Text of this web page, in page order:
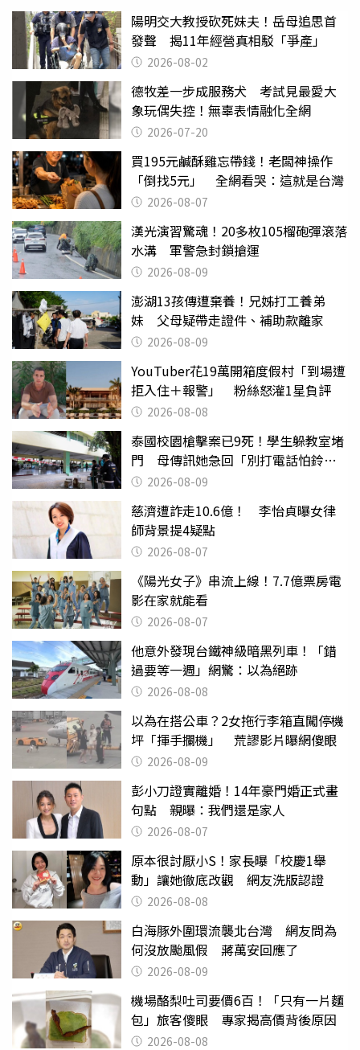
陽明交大教授砍死妹夫！岳母追思首
發聲 揭11年經營真相駁「爭產」
2026-08-02
德牧差一步成服務犬 考試見最愛大
象玩偶失控！無辜表情融化全網
2026-07-20
買195元鹹酥雞忘帶錢！老闆神操作
「倒找5元」 全網看哭：這就是台灣
2026-08-07
漢光演習驚魂！20多枚105榴砲彈滾落
水溝 軍警急封鎖搶運
2026-08-09
澎湖13孩傳遭棄養！兄姊打工養弟
妹 父母疑帶走證件、補助款離家
2026-08-09
YouTuber花19萬開箱度假村「到場遭
拒入住＋報警」 粉絲怒灌1星負評
2026-08-08
泰國校園槍擊案已9死！學生躲教室堵
門 母傳訊她急回「別打電話怕鈴
響」2026-08-09
慈濟遭詐走10.6億！ 李怡貞曝女律
師背景提4疑點
2026-08-07
《陽光女子》串流上線！7.7億票房電
影在家就能看
2026-08-07
他意外發現台鐵神級暗黑列車！「錯
過要等一週」網驚：以為絕跡
2026-08-08
以為在搭公車？2女拖行李箱直闖停機
坪「揮手攔機」 荒謬影片曝網傻眼
2026-08-09
彭小刀證實離婚！14年豪門婚正式畫
句點 親曝：我們還是家人
2026-08-07
原本很討厭小S！家長曝「校慶1舉
動」讓她徹底改觀 網友洗版認證
2026-08-08
白海豚外圍環流襲北台灣 網友問為
何沒放颱風假 蔣萬安回應了
2026-08-09
機場酪梨吐司要價6百！「只有一片麵
包」旅客傻眼 專家揭高價背後原因
2026-08-08